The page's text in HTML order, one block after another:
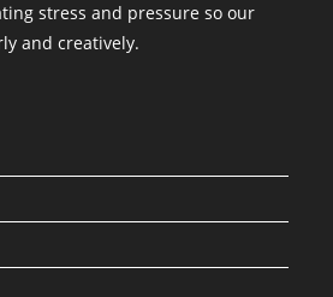
stress and pressure so our
and creatively.